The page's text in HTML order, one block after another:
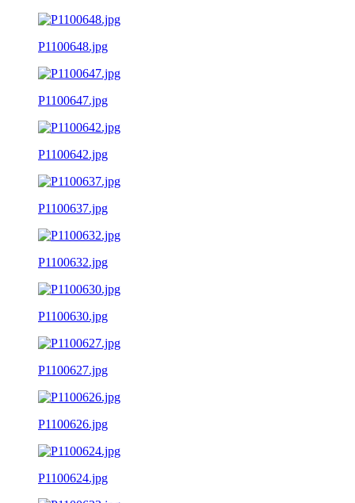
P1100648.jpg
P1100647.jpg
P1100642.jpg
P1100637.jpg
P1100632.jpg
P1100630.jpg
P1100627.jpg
P1100626.jpg
P1100624.jpg